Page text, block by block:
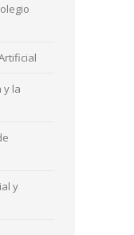
y la
y